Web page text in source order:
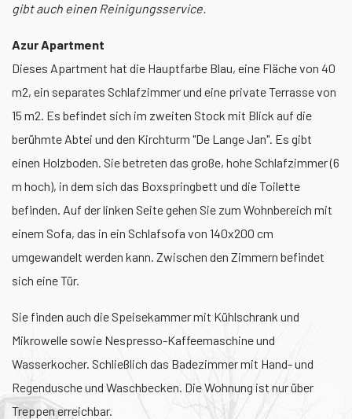
gibt auch einen Reinigungsservice.
Azur Apartment
Dieses Apartment hat die Hauptfarbe Blau, eine Fläche von 40
m2, ein separates Schlafzimmer und eine private Terrasse von
15 m2. Es befindet sich im zweiten Stock mit Blick auf die
berühmte Abtei und den Kirchturm "De Lange Jan". Es gibt
einen Holzboden. Sie betreten das große, hohe Schlafzimmer (6
m hoch), in dem sich das Boxspringbett und die Toilette
befinden. Auf der linken Seite gehen Sie zum Wohnbereich mit
einem Sofa, das in ein Schlafsofa von 140x200 cm
umgewandelt werden kann. Zwischen den Zimmern befindet
sich eine Tür.
Sie finden auch die Speisekammer mit Kühlschrank und
Mikrowelle sowie Nespresso-Kaffeemaschine und
Wasserkocher. Schließlich das Badezimmer mit Hand- und
Regendusche und Waschbecken. Die Wohnung ist nur über
Treppen erreichbar.